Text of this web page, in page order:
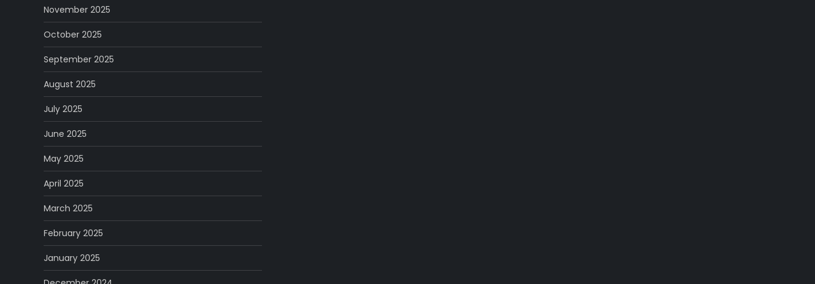
November 2025
October 2025
September 2025
August 2025
July 2025
June 2025
May 2025
April 2025
March 2025
February 2025
January 2025